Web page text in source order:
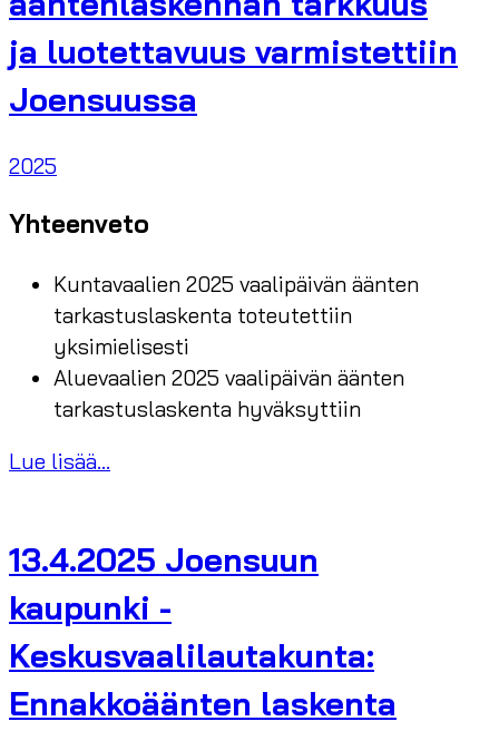
ja luotettavuus varmistettiin
Joensuussa
2025
Yhteenveto
Kuntavaalien 2025 vaalipäivän äänten
tarkastuslaskenta toteutettiin
yksimielisesti
Aluevaalien 2025 vaalipäivän äänten
tarkastuslaskenta hyväksyttiin
Lue lisää...
13.4.2025 Joensuun
kaupunki -
Keskusvaalilautakunta:
Ennakkoäänten laskenta